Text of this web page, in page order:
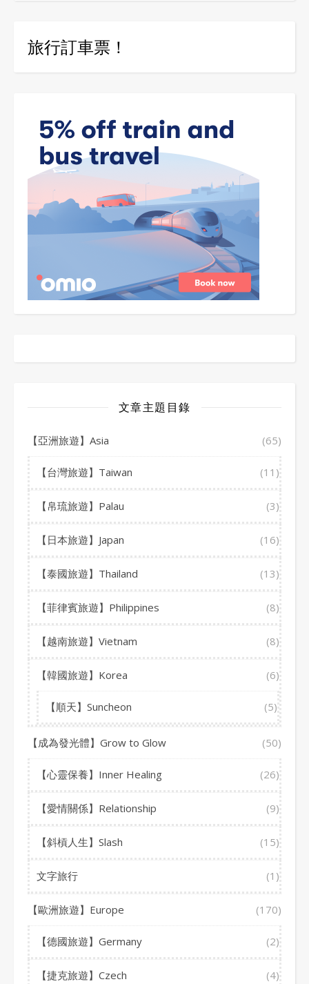
旅行訂車票！
文章主題目錄
【亞洲旅遊】Asia (65)
【台灣旅遊】Taiwan (11)
【帛琉旅遊】Palau (3)
【日本旅遊】Japan (16)
【泰國旅遊】Thailand (13)
【菲律賓旅遊】Philippines (8)
【越南旅遊】Vietnam (8)
【韓國旅遊】Korea (6)
【順天】Suncheon (5)
【成為發光體】Grow to Glow (50)
【心靈保養】Inner Healing (26)
【愛情關係】Relationship (9)
【斜槓人生】Slash (15)
文字旅行 (1)
【歐洲旅遊】Europe (170)
【德國旅遊】Germany (2)
【捷克旅遊】Czech (4)